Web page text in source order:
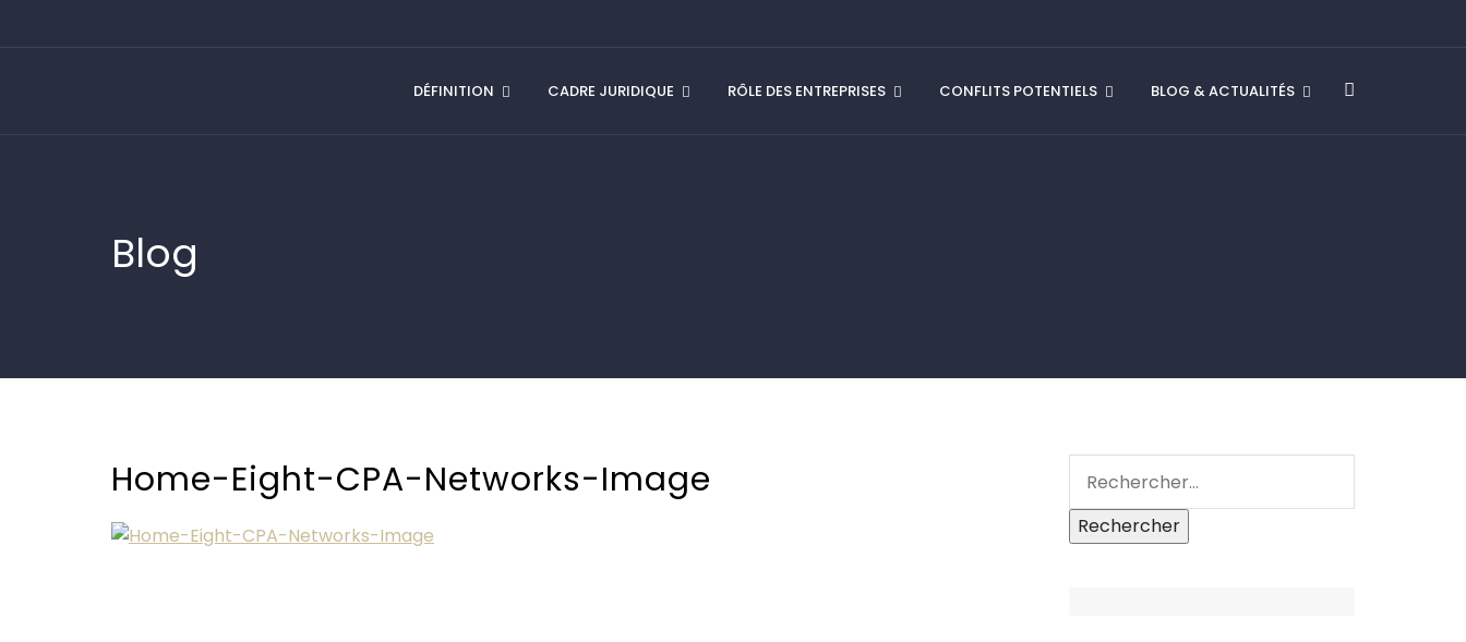
DÉFINITION CADRE JURIDIQUE RÔLE DES ENTREPRISES CONFLITS POTENTIELS BLOG & ACTUALITÉS
Blog
Home-Eight-CPA-Networks-Image